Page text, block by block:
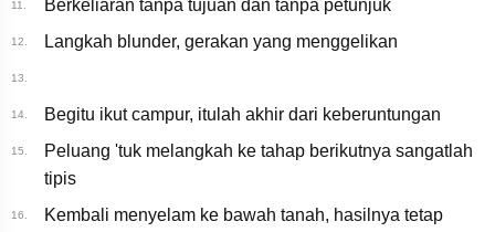
11. Berkeliaran tanpa tujuan dan tanpa petunjuk
12. Langkah blunder, gerakan yang menggelikan
13.
14. Begitu ikut campur, itulah akhir dari keberuntungan
15.
Peluang 'tuk melangkah ke tahap berikutnya sangatlah
tipis
16.
Kembali menyelam ke bawah tanah, hasilnya tetap